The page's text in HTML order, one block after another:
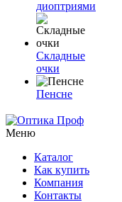
диоптриями
Складные
очки
Пенсне
Меню
Каталог
Как купить
Компания
Контакты